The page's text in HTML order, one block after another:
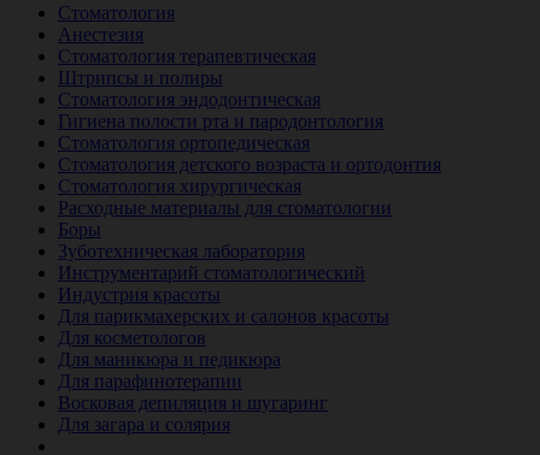
Стоматология
Анестезия
Стоматология терапевтическая
Штрипсы и полиры
Стоматология эндодонтическая
Гигиена полости рта и пародонтология
Стоматология ортопедическая
Стоматология детского возраста и ортодонтия
Стоматология хирургическая
Расходные материалы для стоматологии
Боры
Зуботехническая лаборатория
Инструментарий стоматологический
Индустрия красоты
Для парикмахерских и салонов красоты
Для косметологов
Для маникюра и педикюра
Для парафинотерапии
Восковая депиляция и шугаринг
Для загара и солярия